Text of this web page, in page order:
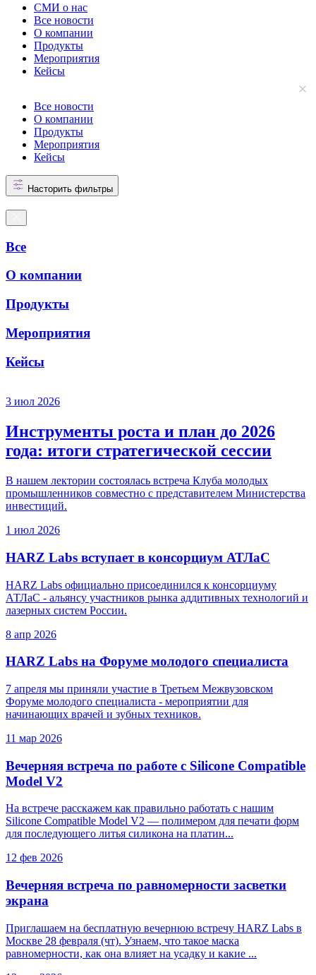
СМИ о нас
Все новости
О компании
Продукты
Мероприятия
Кейсы
Все новости
О компании
Продукты
Мероприятия
Кейсы
Насторить фильтры
Все
О компании
Продукты
Мероприятия
Кейсы
3 июл 2026
Инструменты роста и план до 2026
года: итоги стратегической сессии
В нашем лектории состоялась встреча Клуба молодых
промышленников совместно с представителем Министерства
инвестиций.
1 июл 2026
HARZ Labs вступает в консорциум АТЛаС
HARZ Labs официально присоединился к консорциуму
АТЛаС - альянсу участников рынка аддитивных технологий и
лазерных систем России.
8 апр 2026
HARZ Labs на Форуме молодого специалиста
7 апреля мы приняли участие в Третьем Межвузовском
Форуме молодого специалиста - мероприятии для
начинающих врачей и зубных техников.
11 мар 2026
Вечерняя встреча по работе с Silicone Compatible
Model V2
На встрече расскажем как правильно работать c нашим
Silicone Compatible Model V2 — полимером для печати форм
для последующего литья силикона на платин...
12 фев 2026
Вечерняя встреча по равномерности засветки
экрана
Приглашаем на бесплатную вечернюю встречу HARZ Labs в
Москве 28 февраля (чт). Узнаем, что такое маска
равномерности, как она влияет на усадку и какие ...